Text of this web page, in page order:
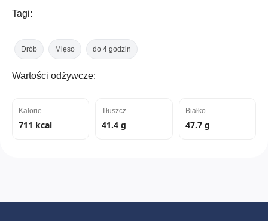
Tagi:
Drób Mięso do 4 godzin
Wartości odżywcze:
Kalorie
711 kcal
Tłuszcz
41.4 g
Białko
47.7 g